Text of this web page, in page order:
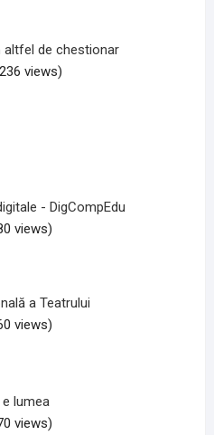
altfel de chestionar
views)
- DigCompEdu
views)
a Teatrului
views)
lumea
views)